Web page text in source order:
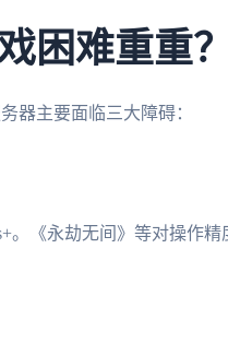
困难重重？
器主要面临三大障碍：
。《永劫无间》等对操作精